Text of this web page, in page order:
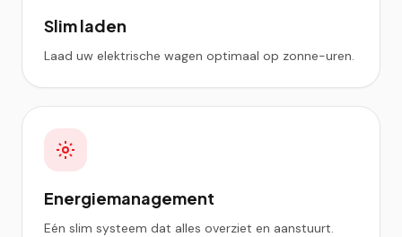
Slim laden
Laad uw elektrische wagen optimaal op zonne-uren.
Energiemanagement
Eén slim systeem dat alles overziet en aanstuurt.